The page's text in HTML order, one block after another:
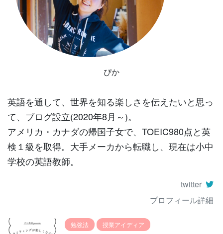
ぴか
英語を通して、世界を知る楽しさを伝えたいと思っ
て、ブログ設立(2020年8月～)。
アメリカ・カナダの帰国子女で、TOEIC980点と英
検１級を取得。大手メーカから転職し、現在は小中
学校の英語教師。
twitter
プロフィール詳細
勉強法 授業アイディア